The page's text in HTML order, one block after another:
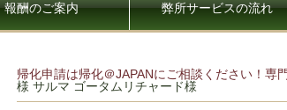
報酬のご案内 弊所サービスの流れ
帰化申請は帰化＠JAPANにご相談ください！専
様 サルマ ゴータムリチャード様